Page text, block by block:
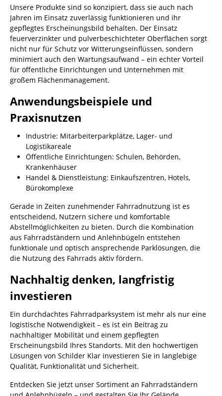
Unsere Produkte sind so konzipiert, dass sie auch nach
Jahren im Einsatz zuverlässig funktionieren und ihr
gepflegtes Erscheinungsbild behalten. Der Einsatz
feuerverzinkter und pulverbeschichteter Oberflächen sorgt
nicht nur für Schutz vor Witterungseinflüssen, sondern
minimiert auch den Wartungsaufwand – ein echter Vorteil
für öffentliche Einrichtungen und Unternehmen mit
großem Flächenmanagement.
Anwendungsbeispiele und
Praxisnutzen
Industrie: Mitarbeiterparkplätze, Lager- und
Logistikareale
Öffentliche Einrichtungen: Schulen, Behörden,
Krankenhäuser
Handel & Dienstleistung: Einkaufszentren, Hotels,
Bürokomplexe
Gerade in Zeiten zunehmender Fahrradnutzung ist es
entscheidend, Nutzern sichere und komfortable
Abstellmöglichkeiten zu bieten. Durch die Kombination
aus Fahrradständern und Anlehnbügeln entstehen
funktionale und optisch ansprechende Parklösungen, die
die Nutzung des Fahrrads aktiv fördern.
Nachhaltig denken, langfristig
investieren
Ein durchdachtes Fahrradparksystem ist mehr als nur eine
logistische Notwendigkeit – es ist ein Beitrag zu
nachhaltiger Mobilität und einem gepflegten
Erscheinungsbild Ihres Standorts. Mit den hochwertigen
Lösungen von Schilder Klar investieren Sie in langlebige
Qualität, Funktionalität und Sicherheit.
Entdecken Sie jetzt unser Sortiment an Fahrradständern